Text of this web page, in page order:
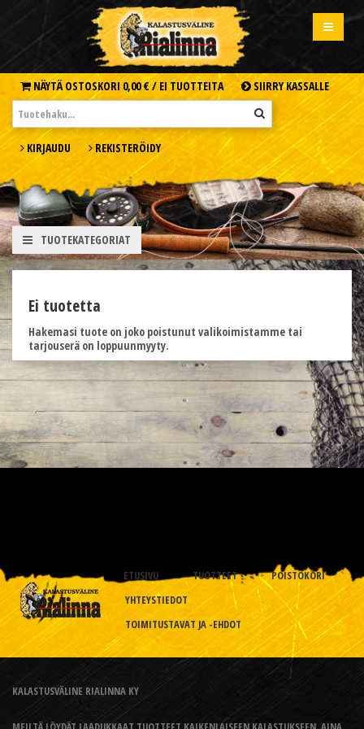
NÄYTÄ OSTOSKORI 0,00 € / EI TUOTTEITA SIIRRY KASSALLE
KIRJAUDU REKISTERÖIDY
TUOTEKATEGORIAT
Ei tuotetta
Hakemasi tuote on joko poistunut valikoimistamme tai
tarjouserä on loppuunmyyty.
ETUSIVU TUOTTEET
POISTOKORI
YHTEYSTIEDOT
TOIMITUSTAVAT JA -EHDOT
KALASTUSVÄLINE RIALINNA KY